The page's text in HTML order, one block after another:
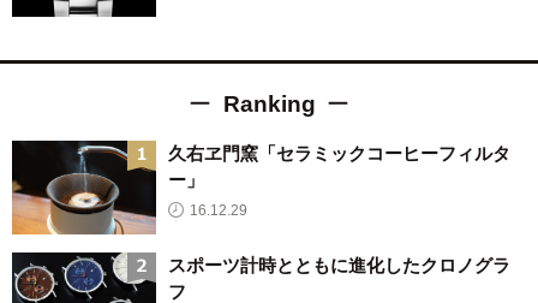
Ranking
久右ヱ門窯「セラミックコーヒーフィルタ
ー」
16.12.29
スポーツ計時とともに進化したクロノグラ
フ